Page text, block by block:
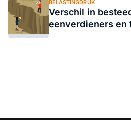
BELASTINGDRUK
Verschil in
eenverdieners en